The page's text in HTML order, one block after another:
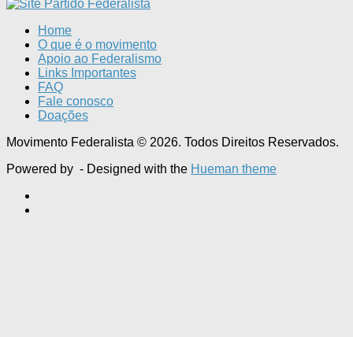
Home
O que é o movimento
Apoio ao Federalismo
Links Importantes
FAQ
Fale conosco
Doações
Movimento Federalista © 2026. Todos Direitos Reservados.
Powered by - Designed with the Hueman theme